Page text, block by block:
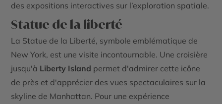
des expositions interactives sur l’exploration spatiale.
Statue de la liberté
La Statue de la Liberté, symbole emblématique de
New York, est une visite incontournable. Une croisière
jusqu'à Liberty Island permet d'admirer cette icône
de près et d'apprécier des vues spectaculaires sur la
skyline de Manhattan. Pour une expérience